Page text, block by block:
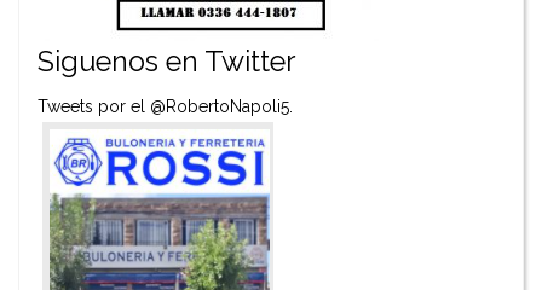
Siguenos en Twitter
Tweets por el @RobertoNapoli5.